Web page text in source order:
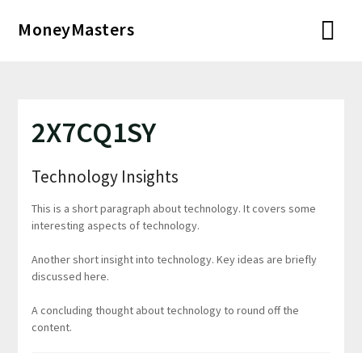
MoneyMasters
2X7CQ1SY
Technology Insights
This is a short paragraph about technology. It covers some
interesting aspects of technology.
Another short insight into technology. Key ideas are briefly
discussed here.
A concluding thought about technology to round off the
content.